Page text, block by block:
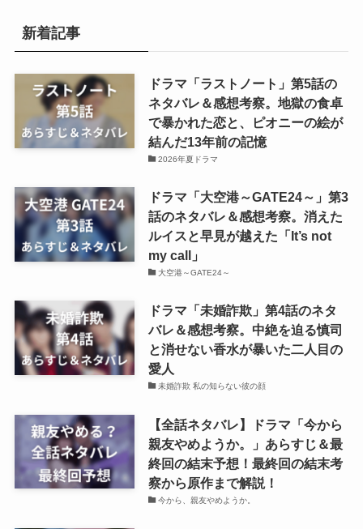
新着記事
ドラマ「ラストノート」第5話の
ネタバレ＆感想考察。地獄の食卓
で暴かれた恋と、ピオニーの絵が
結んだ13年前の記憶
2026年夏ドラマ
ドラマ「大空港～GATE24～」第3
話のネタバレ＆感想考察。消えた
ルイスと早見が越えた「It’s not
my call」
大空港～GATE24～
ドラマ「未婚詐欺」第4話のネタ
バレ＆感想考察。中絶を迫る慎司
と消せない香水が暴いた二人目の
愛人
未婚詐欺 私の知らない彼の顔
【全話ネタバレ】ドラマ「今から
親友やめようか。」あらすじ＆最
終回の結末予想！最終回の結末考
察から原作まで解説！
今から、親友やめようか。